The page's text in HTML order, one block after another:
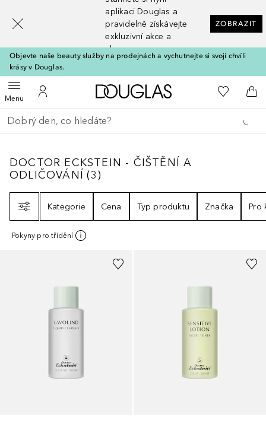
aplikaci Douglas a
pravidelně získávejte
exkluzivní akce a
slevy
ZOBRAZIT
Objevte naše beauty služby na prodejnách a vychutnejte si svojí chvíli
krásy v Douglas.
MenuOtevřít menuK mému účtu
Domů K mému
Do
Vraťte se
Proveďte vyhledávání
DOCTOR ECKSTEIN - ČIŠTĚNÍ A
DOCTOR ECKSTEIN - ČIŠTĚNÍ A
ODLIČOVÁNÍ (3)
Kategorie
Cena Typ produktu Značka Pro
Pokyny pro třídění
[navigation.slideout.screenreader]